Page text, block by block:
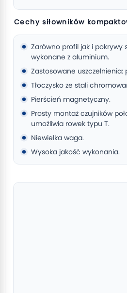
Cechy siłowników
Zarówno profil jak i pokrywy
wykonane z aluminium.
Zastosowane uszczelnienia:
Tłoczysko ze stali
Pierścień magnetyczny.
Prosty montaż czujników
umożliwia rowek typu T.
Niewielka waga.
Wysoka jakość wykonania.